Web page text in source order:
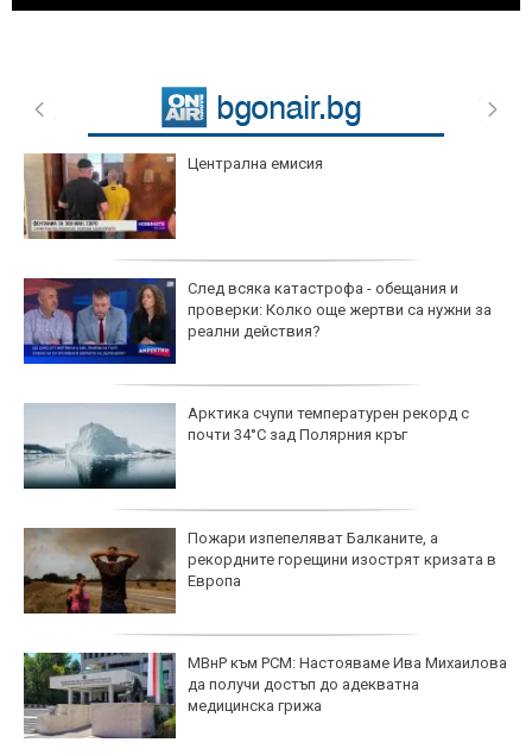
Централна емисия
След всяка катастрофа - обещания и
проверки: Колко още жертви са нужни за
реални действия?
Арктика счупи температурен рекорд с
почти 34°C зад Полярния кръг
Пожари изпепеляват Балканите, а
рекордните горещини изострят кризата в
Европа
МВнР към РСМ: Настояваме Ива Михаилова
да получи достъп до адекватна
медицинска грижа